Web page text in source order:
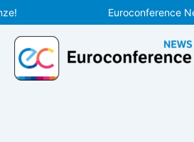
Vai
al
contenuto
Euroconference